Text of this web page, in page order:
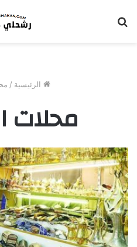
الرئيسية /
محلات